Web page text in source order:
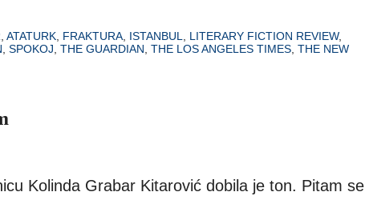
ATATURK FRAKTURA ISTANBUL LITERARY FICTION REVIEW,
SPOKOJ THE GUARDIAN THE LOS ANGELES TIMES THE NEW
Kolinda Grabar Kitarović dobila je ton. Pitam se